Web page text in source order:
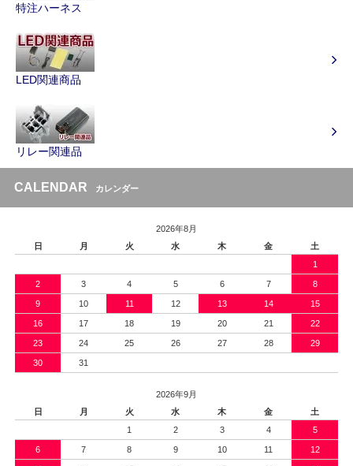
特注ハーネス
LED関連商品
リレー関連品
CALENDAR カレンダー
2026年8月
日
月 火 水 木 金
土
1
2 3 4 5 6 7 8
9 10 11 12 13 14 15
16 17 18 19 20 21 22
23 24 25 26 27 28 29
30 31
2026年9月
日
月 火 水 木 金
土
1
2 3 4 5
6 7 8 9 10 11 12